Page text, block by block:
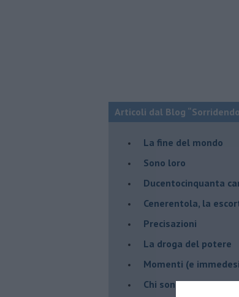
Articoli dal Blog
La fine del mondo
Sono loro
Ducentocinquanta
Cenerentola, la
Precisazioni
La droga del potere
Momenti (e
Chi sono?